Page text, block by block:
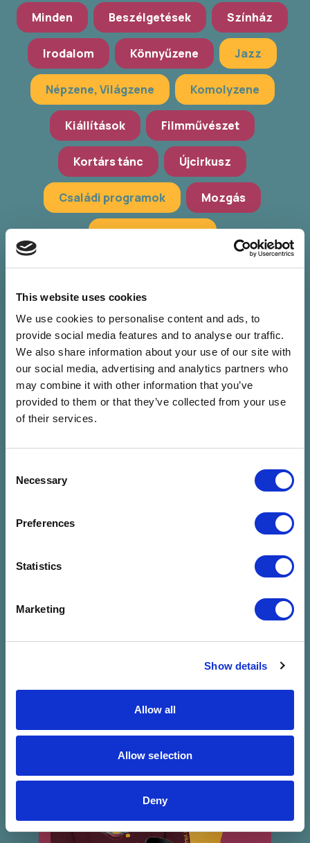
This website uses cookies
We use cookies to personalise content and ads, to
provide social media features and to analyse our traffic.
We also share information about your use of our site with
our social media, advertising and analytics partners who
may combine it with other information that you’ve
provided to them or that they’ve collected from your use
of their services.
Selection
Necessary
Preferences
Statistics
Marketing
Show details
Allow all
Allow selection
Deny
Minden Beszélgetések Színház
Irodalom Könnyűzene Jazz
Népzene, Világzene Komolyzene
Kiállítások Filmművészet
Kortárs tánc Újcirkusz
Családi programok Mozgás
Hagyományőrzés
Workshop, előadások Zöld programok
Nincs találat a
megadott
szűrésre